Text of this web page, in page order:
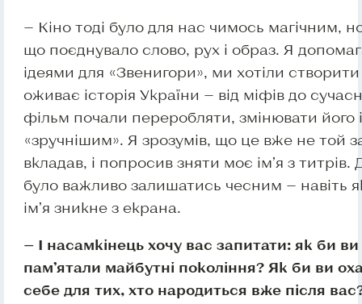
— Кіно тоді було для нас чимось магічним,
що поєднувало слово, рух і образ. Я
ідеями для «Звенигори», ми хотіли створити
оживає історія України — від міфів до
фільм почали переробляти, змінювати його
«зручнішим». Я зрозумів, що це вже не той
вкладав, і попросив зняти моє ім’я з
було важливо залишатись чесним — навіть
ім’я зникне з екрана.
— І насамкінець хочу вас запитати: як би
пам’ятали майбутні покоління? Як би ви
себе для тих, хто народиться вже після